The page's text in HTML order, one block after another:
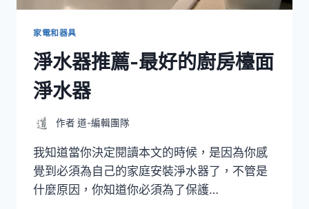
家電和器具
淨水器推薦-最好的廚房檯面
淨水器
作者 道-編輯團隊
我知道當你決定閱讀本文的時候，是因為你感
覺到必須為自己的家庭安裝淨水器了，不管是
什麼原因，你知道你必須為了保護…